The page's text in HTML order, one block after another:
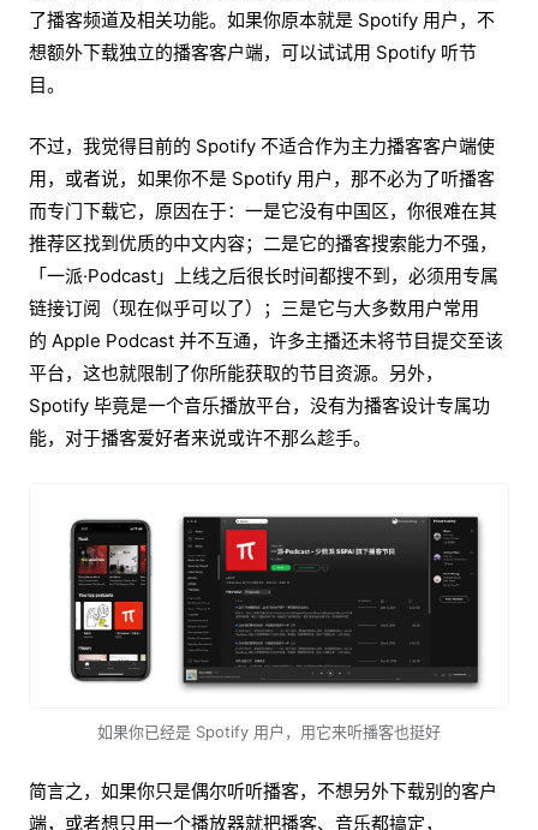
了播客频道及相关功能。如果你原本就是 Spotify 用户，不
想额外下载独立的播客客户端，可以试试用 Spotify 听节
目。
不过，我觉得目前的 Spotify 不适合作为主力播客客户端使
用，或者说，如果你不是 Spotify 用户，那不必为了听播客
而专门下载它，原因在于：一是它没有中国区，你很难在其
推荐区找到优质的中文内容；二是它的播客搜索能力不强，
「一派·Podcast」上线之后很长时间都搜不到，必须用专属
链接订阅（现在似乎可以了）；三是它与大多数用户常用
的 Apple Podcast 并不互通，许多主播还未将节目提交至该
平台，这也就限制了你所能获取的节目资源。另外，
Spotify 毕竟是一个音乐播放平台，没有为播客设计专属功
能，对于播客爱好者来说或许不那么趁手。
如果你已经是 Spotify 用户，用它来听播客也挺好
简言之，如果你只是偶尔听听播客，不想另外下载别的客户
端，或者想只用一个播放器就把播客、音乐都搞定，